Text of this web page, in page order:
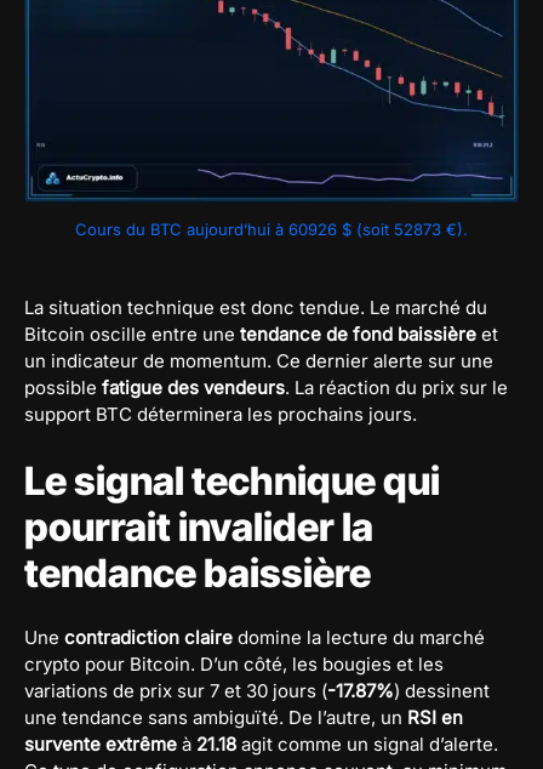
Cours du BTC aujourd’hui à 60926 $ (soit 52873 €).
La situation technique est donc tendue. Le marché du
Bitcoin oscille entre une tendance de fond baissière et
un indicateur de momentum. Ce dernier alerte sur une
possible fatigue des vendeurs. La réaction du prix sur le
support BTC déterminera les prochains jours.
Le signal technique qui
pourrait invalider la
tendance baissière
Une contradiction claire domine la lecture du marché
crypto pour Bitcoin. D’un côté, les bougies et les
variations de prix sur 7 et 30 jours (-17.87%) dessinent
une tendance sans ambiguïté. De l’autre, un RSI en
survente extrême à 21.18 agit comme un signal d’alerte.